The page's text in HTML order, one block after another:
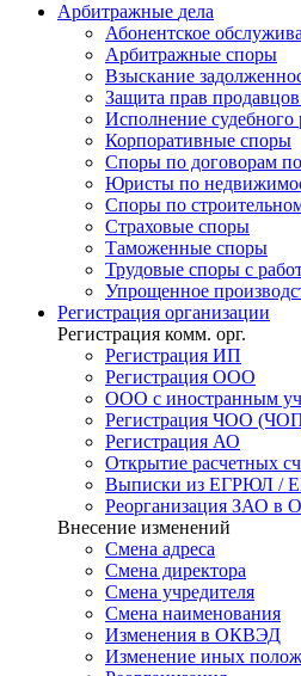
Арбитражные дела
Абонентское
Арбитражные споры
Взыскание
Защита прав
Исполнение судебного
Корпоративные споры
Споры по договорам
Юристы по
Споры по
Страховые споры
Таможенные споры
Трудовые споры с
Упрощенное
Регистрация организации
Регистрация комм. орг.
Регистрация ИП
Регистрация ООО
ООО с иностранным
Регистрация ЧОО
Регистрация АО
Открытие расчетных
Выписки из ЕГРЮЛ /
Реорганизация ЗАО в
Внесение изменений
Смена адреса
Смена директора
Cмена учредителя
Смена наименования
Изменения в ОКВЭД
Изменение иных